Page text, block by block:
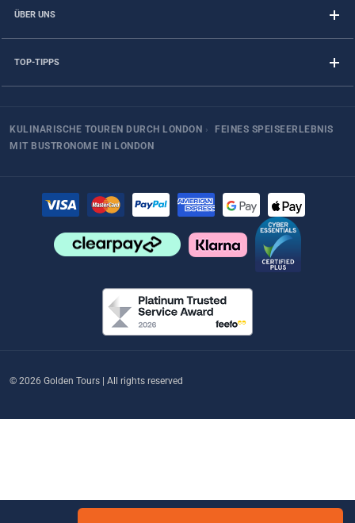
ÜBER UNS
TOP-TIPPS
KULINARISCHE TOUREN DURCH LONDON ›
FEINES SPEISEERLEBNIS
MIT BUSTRONOME IN LONDON
© 2026 Golden Tours | All rights reserved